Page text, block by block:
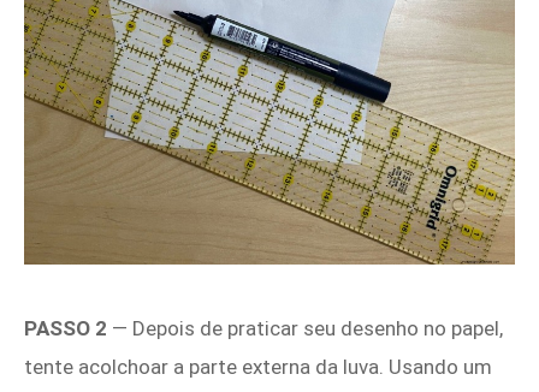
PASSO 2 — Depois de praticar seu desenho no papel,
tente acolchoar a parte externa da luva. Usando um